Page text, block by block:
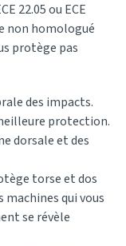
22.05 ou ECE
non homologué
protège pas
des impacts.
protection.
dorsale et des
torse et dos
qui vous
se révèle